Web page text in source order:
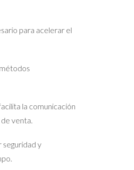
para acelerar el
la comunicación
venta.
seguridad y